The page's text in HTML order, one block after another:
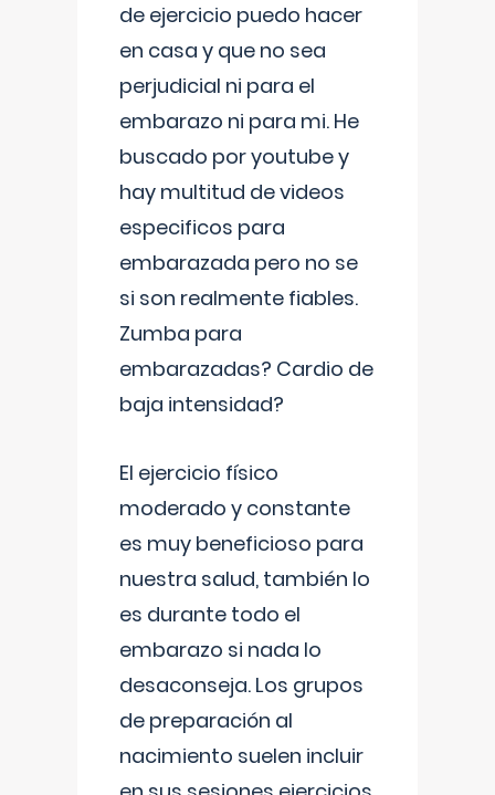
de ejercicio puedo hacer
en casa y que no sea
perjudicial ni para el
embarazo ni para mi. He
buscado por youtube y
hay multitud de videos
especificos para
embarazada pero no se
si son realmente fiables.
Zumba para
embarazadas? Cardio de
baja intensidad?
El ejercicio físico
moderado y constante
es muy beneficioso para
nuestra salud, también lo
es durante todo el
embarazo si nada lo
desaconseja. Los grupos
de preparación al
nacimiento suelen incluir